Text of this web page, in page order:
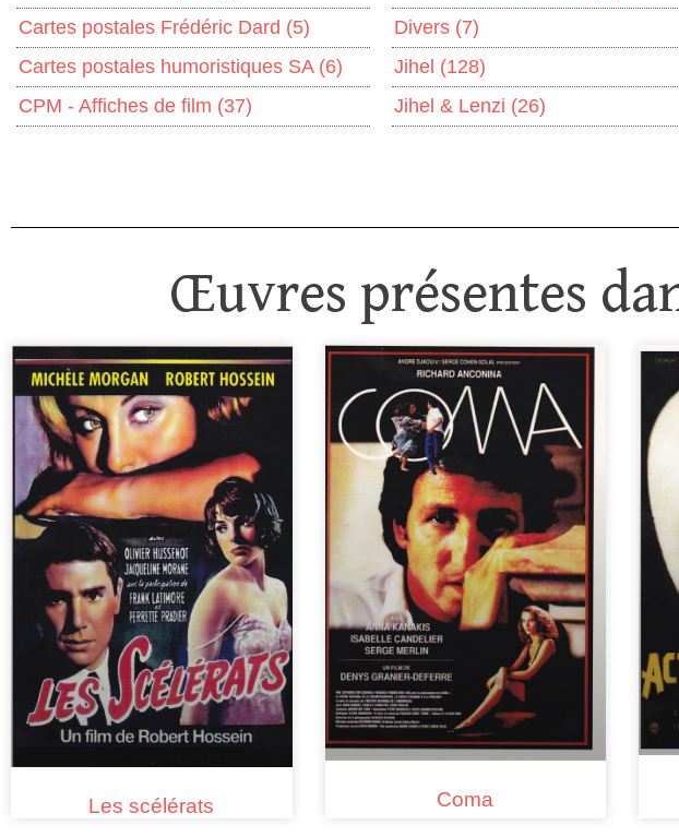
Cartes postales Frédéric Dard (5)
Cartes postales humoristiques SA (6)
CPM - Affiches de film (37)
Divers (7)
Jihel (128)
Jihel & Lenzi (26)
Œuvres présentes
Les scélérats Coma